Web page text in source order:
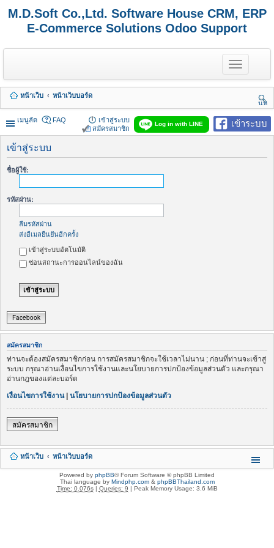
M.D.Soft Co.,Ltd. Software House CRM, ERP
E-Commerce Solutions Odoo Support
T
o
g
e
n
a
v
g
หน้าเว็บ
หน้าเว็บบอร์ด
นห
า
เมนูลัด
เข้าระบบ
Log in with LINE
FAQ
เข้าสู่ระบบ
สมัครสมาชิก
เข้าสู่ระบบ
ชื่อผู้ใช้:
รหัสผ่าน:
ลืมรหัสผ่าน
ส่งอีเมลยืนยันอีกครั้ง
เข้าสู่ระบบอัตโนมัติ
ซ่อนสถานะการออนไลน์ของฉัน
Facebook
สมัครสมาชิก
ท่านจะต้องสมัครสมาชิกก่อน การสมัครสมาชิกจะใช้เวลาไม่นาน ; ก่อนที่ท่านจะเข้าสู่
ระบบ กรุณาอ่านเงื่อนไขการใช้งานและนโยบายการปกป้องข้อมูลส่วนตัว และกรุณา
อ่านกฎของแต่ละบอร์ด
เงื่อนไขการใช้งาน| นโยบายการปกป้องข้อมูลส่วนตัว
สมัครสมาชิก
หน้าเว็บ หน้าเว็บบอร์ด
Powered by phpBB® Forum Software © phpBB Limited
Thai language by Mindphp.com& phpBBThailand.com
Time: 0.076s| Queries: 9 | Peak Memory Usage: 3.6 MiB